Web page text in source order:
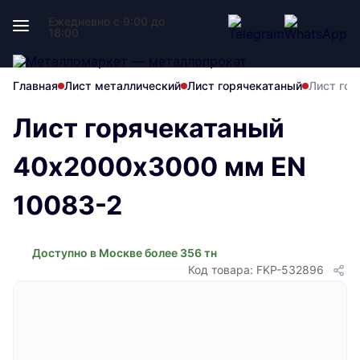
Ежедневно с 9:00 до
18:00
Главная Лист металлический Лист горячекатаный Лист
Лист горячекатаный
40х2000х3000 мм EN
10083-2
Доступно в Москве более 356 тн
Код товара: FKP-532896